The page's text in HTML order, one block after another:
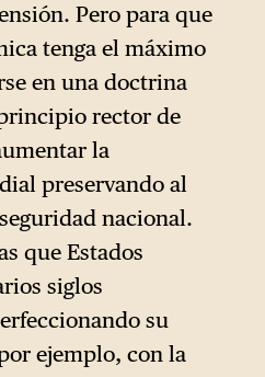
Pero para que
tenga el máximo
en una doctrina
rector de
la
preservando al
nacional.
que Estados
siglos
su
ejemplo, con la